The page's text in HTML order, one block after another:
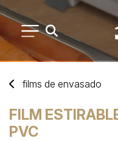
DESECHABLES
films de envasado
FILM
PVC